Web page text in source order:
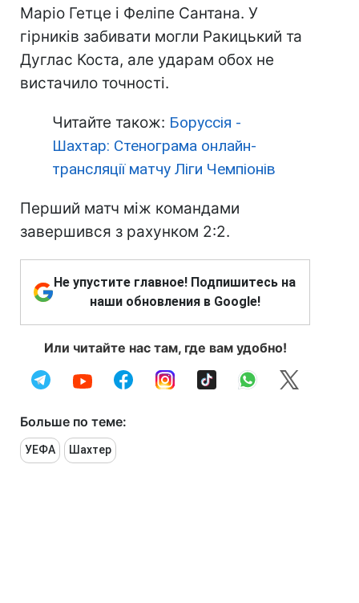
Маріо Гетце і Феліпе Сантана. У
гірників забивати могли Ракицький та
Дуглас Коста, але ударам обох не
вистачило точності.
Читайте також: Боруссія -
Шахтар: Стенограма онлайн-
трансляції матчу Ліги Чемпіонів
Перший матч між командами
завершився з рахунком 2:2.
Не упустите главное! Подпишитесь на
наши обновления в Google!
Или читайте нас там, где вам удобно!
Больше по теме:
УЕФА Шахтер